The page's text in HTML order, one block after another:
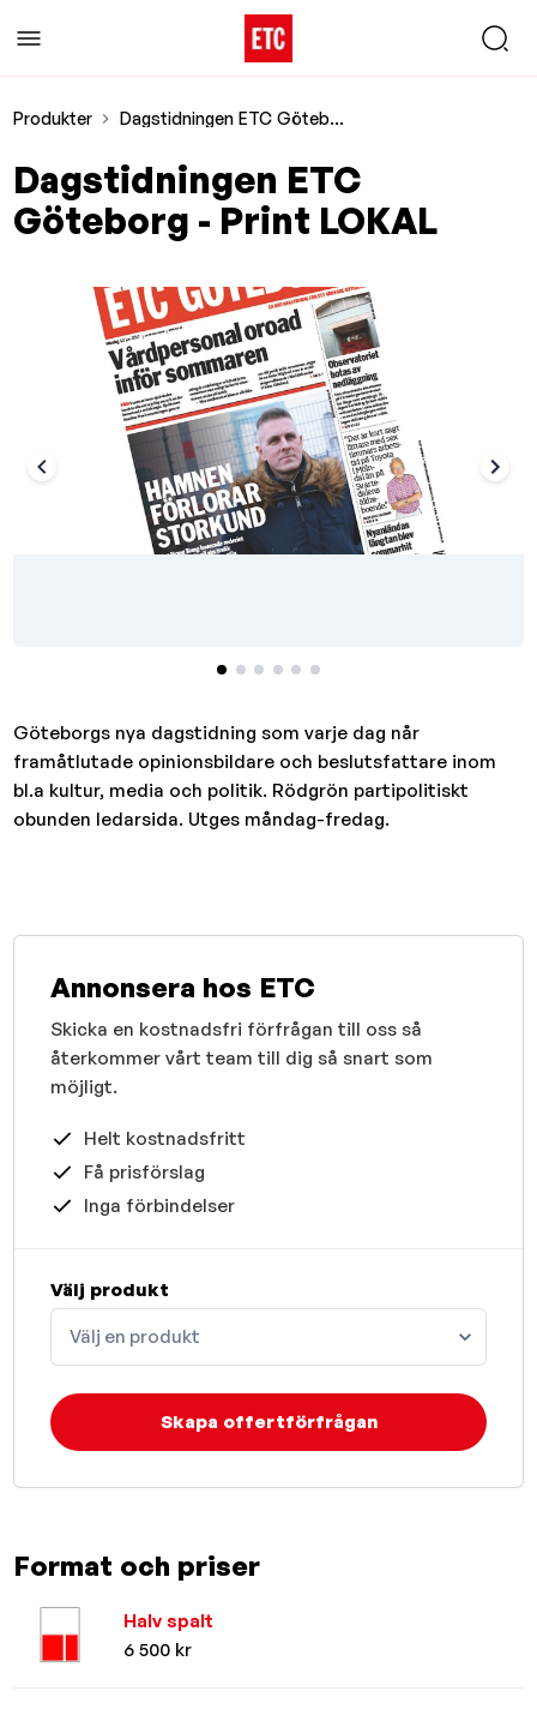
Produkter Dagstidningen ETC Göteborg - Print LOKAL
Dagstidningen ETC
Göteborg - Print LOKAL
Göteborgs nya dagstidning som varje dag når
framåtlutade opinionsbildare och beslutsfattare inom
bl.a kultur, media och politik. Rödgrön partipolitiskt
obunden ledarsida. Utges måndag-fredag.
Format och priser
Halv spalt
6 500 kr
Annonsera hos ETC
Skicka en kostnadsfri förfrågan till oss så
återkommer vårt team till dig så snart som
möjligt.
Helt kostnadsfritt
Få prisförslag
Inga förbindelser
Välj produkt
Välj en produkt
Skapa offertförfrågan